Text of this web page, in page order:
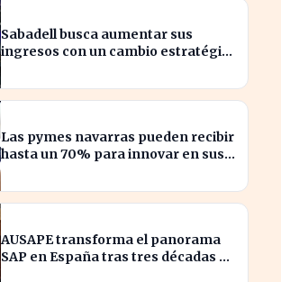
Sabadell busca aumentar sus
ingresos con un cambio estratégico
Las pymes navarras pueden recibir
hasta un 70% para innovar en sus
AUSAPE transforma el panorama
SAP en España tras tres décadas de